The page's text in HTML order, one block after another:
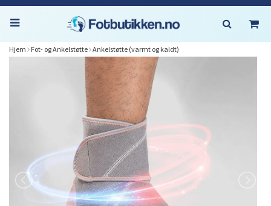
Hjem Fot- og Ankelstøtte Ankelstøtte (varmt og kaldt)